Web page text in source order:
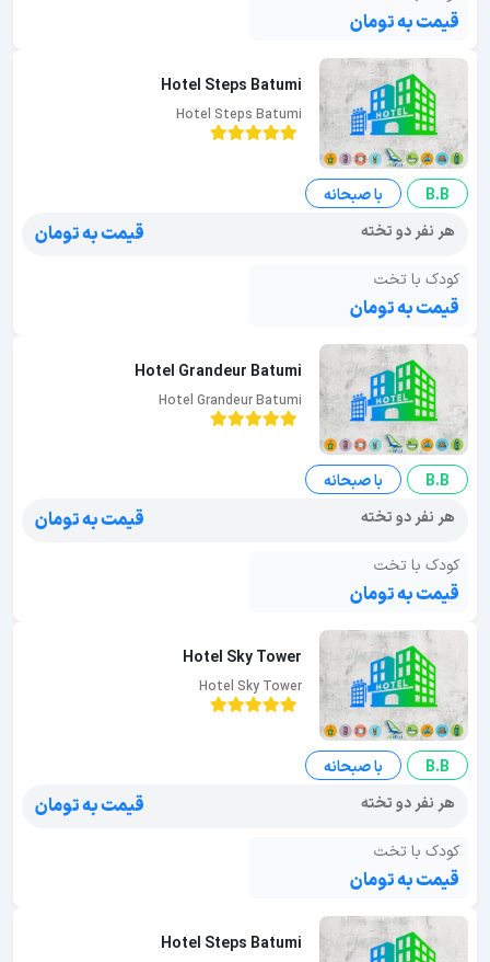
قیمت به تومان
Hotel Steps Batumi
Hotel Steps Batumi
B.B
با صبحانه
هر نفر دو تخته
قیمت به تومان
کودک با تخت
قیمت به تومان
Hotel Grandeur Batumi
Hotel Grandeur Batumi
B.B
با صبحانه
هر نفر دو تخته
قیمت به تومان
کودک با تخت
قیمت به تومان
Hotel Sky Tower
Hotel Sky Tower
B.B
با صبحانه
هر نفر دو تخته
قیمت به تومان
کودک با تخت
قیمت به تومان
Hotel Steps Batumi